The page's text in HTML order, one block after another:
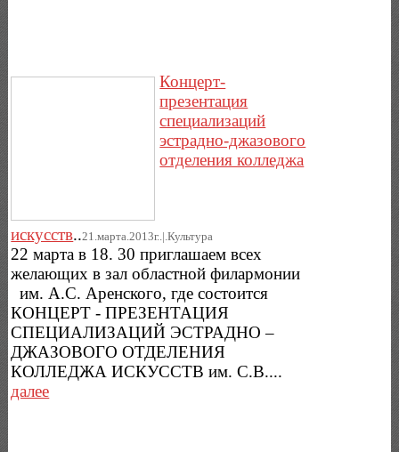
Концерт-
презентация
специализаций
эстрадно-джазового
отделения колледжа
искусств..21.марта.2013г..|.Культура
22 марта в 18. 30 приглашаем всех
желающих в зал областной филармонии
им. А.С. Аренского, где состоится
КОНЦЕРТ - ПРЕЗЕНТАЦИЯ
СПЕЦИАЛИЗАЦИЙ ЭСТРАДНО –
ДЖАЗОВОГО ОТДЕЛЕНИЯ
КОЛЛЕДЖА ИСКУССТВ им. С.В....
далее